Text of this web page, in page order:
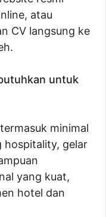
atau
CV langsung ke
untuk
minimal
hospitality, gelar
yang kuat,
hotel dan